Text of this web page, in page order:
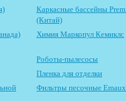
Каркасные бассейны
(Китай)
Химия Маркопул Кемиклс
Роботы-пылесосы
Пленка для отделки
Фильтры песочные Emaux